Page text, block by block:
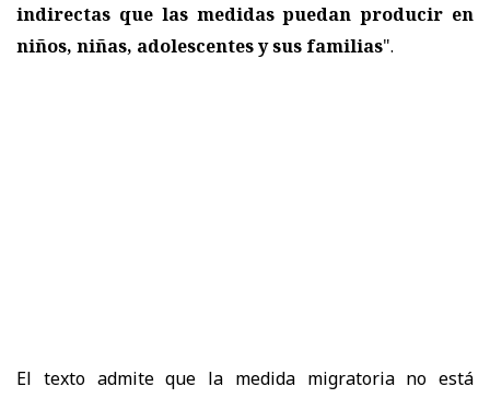
indirectas que las medidas puedan producir en
niños, niñas, adolescentes y sus familias".
El texto admite que la medida migratoria no está